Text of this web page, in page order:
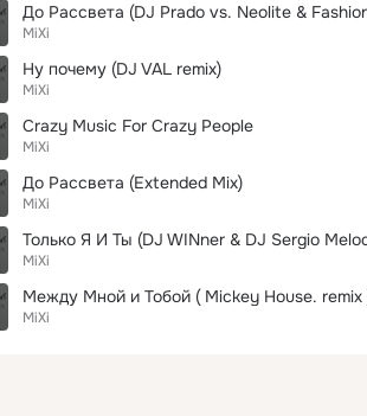
До Рассвета (DJ Prado vs. Neolite &
MiXi
Ну почему (DJ VAL remix)
MiXi
Crazy Music For Crazy People
MiXi
До Рассвета (Extended Mix)
MiXi
Только Я И Ты (DJ WINner & DJ Sergio
MiXi
Между Мной и Тобой ( Mickey House. remix
MiXi